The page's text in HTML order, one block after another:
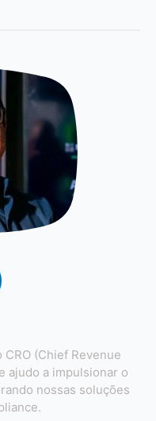
(Chief Revenue
ajudo a impulsionar o
nossas soluções